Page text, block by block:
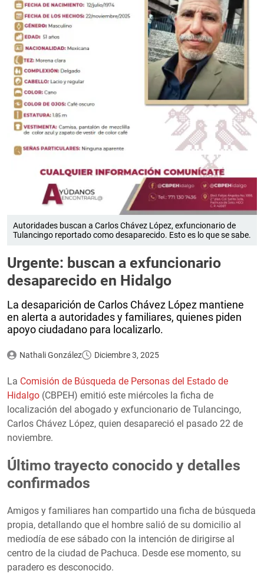
Autoridades buscan a Carlos Chávez López, exfuncionario de
Tulancingo reportado como desaparecido. Esto es lo que se sabe.
Urgente: buscan a exfuncionario
desaparecido en Hidalgo
La desaparición de Carlos Chávez López mantiene
en alerta a autoridades y familiares, quienes piden
apoyo ciudadano para localizarlo.
Nathali González Diciembre 3, 2025
La Comisión de Búsqueda de Personas del Estado de
Hidalgo (CBPEH) emitió este miércoles la ficha de
localización del abogado y exfuncionario de Tulancingo,
Carlos Chávez López, quien desapareció el pasado 22 de
noviembre.
Último trayecto conocido y detalles
confirmados
Amigos y familiares han compartido una ficha de búsqueda
propia, detallando que el hombre salió de su domicilio al
mediodía de ese sábado con la intención de dirigirse al
centro de la ciudad de Pachuca. Desde ese momento, su
paradero es desconocido.